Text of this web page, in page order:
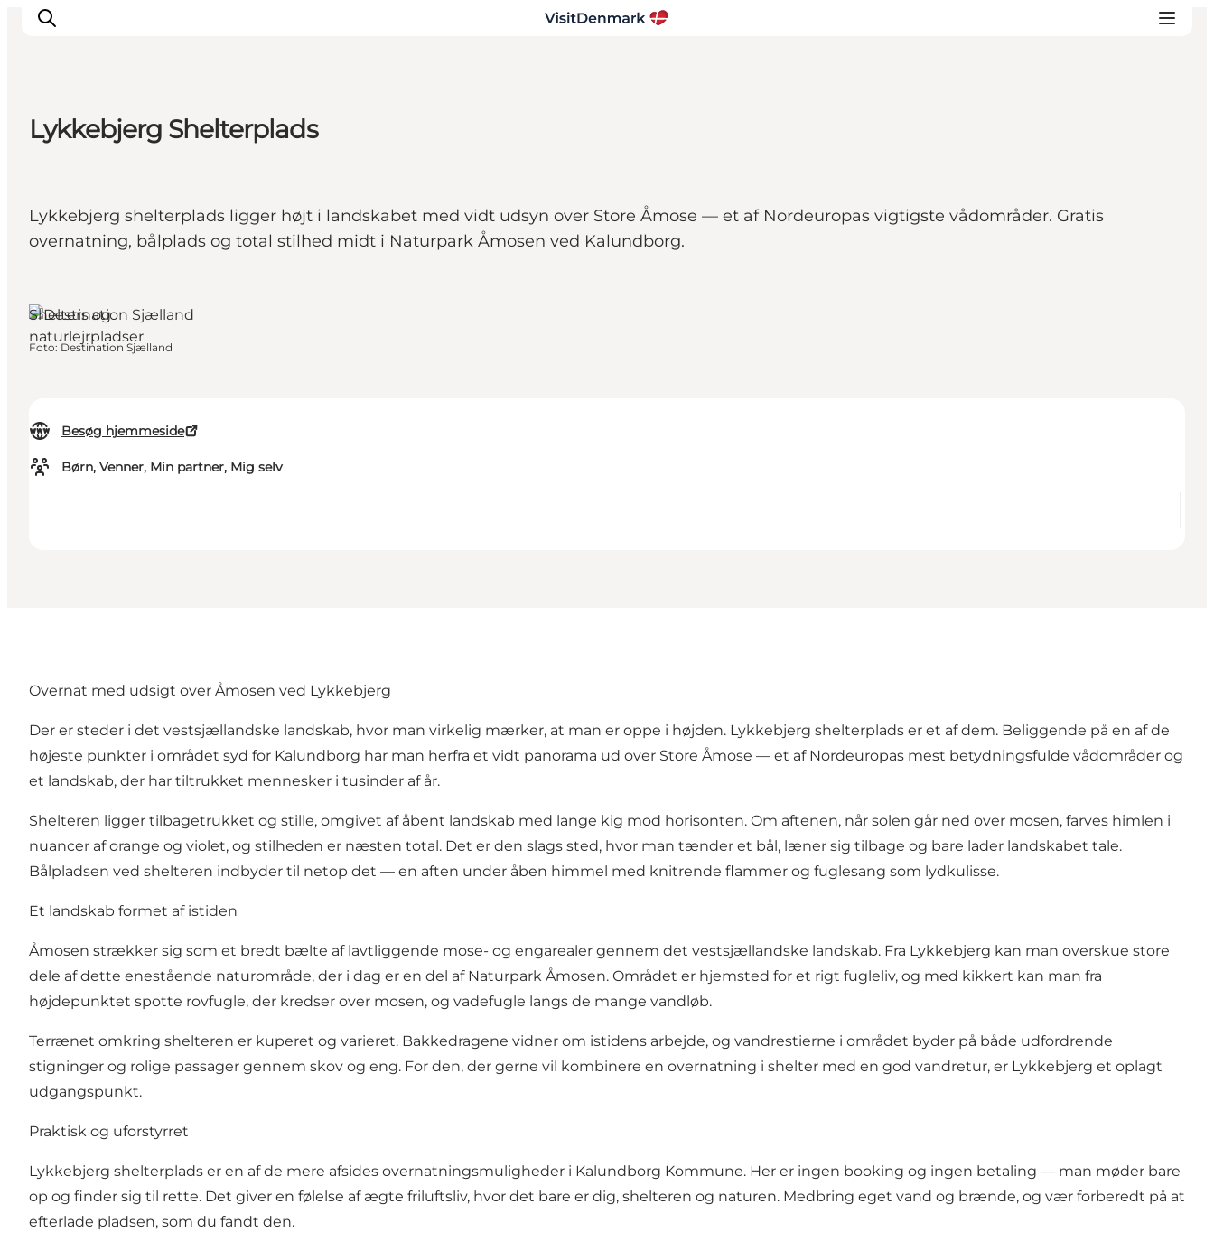
Oplevelser
Overnatning
Planlæg ferien
Lykkebjerg Shelterplads
Lykkebjerg shelterplads ligger højt i landskabet med vidt udsyn over Store Åmose — et af Nordeuropas vigtigste vådområder. Gratis
overnatning, bålplads og total stilhed midt i Naturpark Åmosen ved Kalundborg.
Besøg hjemmeside
Børn, Venner, Min partner, Mig selv
Shelters og
naturlejrpladser
Foto: Destination Sjælland
Overnat med udsigt over Åmosen ved Lykkebjerg
Der er steder i det vestsjællandske landskab, hvor man virkelig mærker, at man er oppe i højden. Lykkebjerg shelterplads er et af dem. Beliggende på en af de
højeste punkter i området syd for Kalundborg har man herfra et vidt panorama ud over Store Åmose — et af Nordeuropas mest betydningsfulde vådområder og
et landskab, der har tiltrukket mennesker i tusinder af år.
Shelteren ligger tilbagetrukket og stille, omgivet af åbent landskab med lange kig mod horisonten. Om aftenen, når solen går ned over mosen, farves himlen i
nuancer af orange og violet, og stilheden er næsten total. Det er den slags sted, hvor man tænder et bål, læner sig tilbage og bare lader landskabet tale.
Bålpladsen ved shelteren indbyder til netop det — en aften under åben himmel med knitrende flammer og fuglesang som lydkulisse.
Et landskab formet af istiden
Åmosen strækker sig som et bredt bælte af lavtliggende mose- og engarealer gennem det vestsjællandske landskab. Fra Lykkebjerg kan man overskue store
dele af dette enestående naturområde, der i dag er en del af Naturpark Åmosen. Området er hjemsted for et rigt fugleliv, og med kikkert kan man fra
højdepunktet spotte rovfugle, der kredser over mosen, og vadefugle langs de mange vandløb.
Terrænet omkring shelteren er kuperet og varieret. Bakkedragene vidner om istidens arbejde, og vandrestierne i området byder på både udfordrende
stigninger og rolige passager gennem skov og eng. For den, der gerne vil kombinere en overnatning i shelter med en god vandretur, er Lykkebjerg et oplagt
udgangspunkt.
Praktisk og uforstyrret
Lykkebjerg shelterplads er en af de mere afsides overnatningsmuligheder i Kalundborg Kommune. Her er ingen booking og ingen betaling — man møder bare
op og finder sig til rette. Det giver en følelse af ægte friluftsliv, hvor det bare er dig, shelteren og naturen. Medbring eget vand og brænde, og vær forberedt på at
efterlade pladsen, som du fandt den.